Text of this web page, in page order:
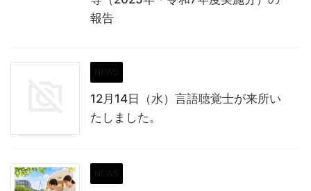
報告
NEWS
12月14日（水）言語聴覚士が来所い
たしました。
NEWS